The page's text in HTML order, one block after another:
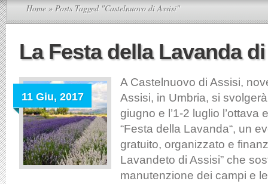
Home » Posts Tagged "Castelnuovo di Assisi"
La Festa della Lavanda
11 Giu, 2017
A Castelnuovo di Assisi,
Assisi, in Umbria, si
giugno e l’1-2 luglio l’ottava
“Festa della Lavanda“, un
gratuito, organizzato e
Lavandeto di Assisi” che
manutenzione dei campi e